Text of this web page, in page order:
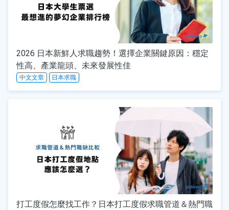
2026 日本新鮮人求職趨勢！選擇企業關鍵原因：穩定
性高、產業龍頭、未來發展性佳
中文文章 日本求職
打工度假怎麼找工作？日本打工度假求職管道＆熱門職